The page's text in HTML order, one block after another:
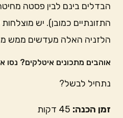
הבדלים בינם לבין פסטה
התזונתיים כמובן). יש מוצלחות
הלזניה האלה מעדשים ממש
אוהבים מתכונים איטלקים? נסו
נתחיל לבשל?
זמן הכנה: